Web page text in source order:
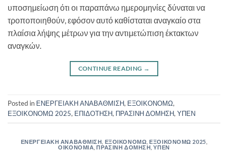
υποσημείωση ότι οι παραπάνω ημερομηνίες δύναται να
τροποποιηθούν, εφόσον αυτό καθίσταται αναγκαίο στα
πλαίσια λήψης μέτρων για την αντιμετώπιση έκτακτων
αναγκών.
CONTINUE READING →
Posted in ΕΝΕΡΓΕΙΑΚΗ ΑΝΑΒΑΘΜΙΣΗ, ΕΞΟΙΚΟΝΟΜΩ,
ΕΞΟΙΚΟΝΟΜΩ 2025, ΕΠΙΔΟΤΗΣΗ, ΠΡΑΣΙΝΗ ΔΟΜΗΣΗ,ΥΠΕΝ
ΕΝΕΡΓΕΙΑΚΗ ΑΝΑΒΑΘΜΙΣΗ ΕΞΟΙΚΟΝΟΜΩ ,ΕΞΟΙΚΟΝΟΜΩ 2025
ΟΙΚΟΝΟΜΙΑ ,ΠΡΑΣΙΝΗ ΔΟΜΗΣΗ ,ΥΠΕΝ